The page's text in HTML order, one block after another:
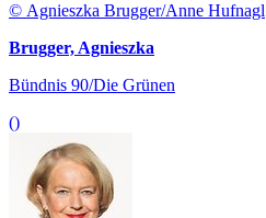
© Agnieszka Brugger/Anne Hufnagl
Brugger, Agnieszka
Bündnis 90/Die Grünen
()